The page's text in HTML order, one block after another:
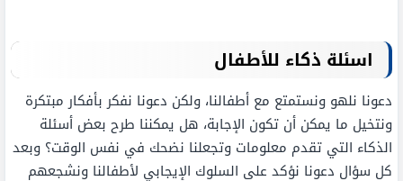
اسئلة ذكاء للأطفال
دعونا نلهو ونستمتع مع أطفالنا، ولكن دعونا نفكر بأفكار مبتكرة
ونتخيل ما يمكن أن تكون الإجابة، هل يمكننا طرح بعض أسئلة
الذكاء التي تقدم معلومات وتجعلنا نضحك في نفس الوقت؟ وبعد
كل سؤال دعونا نؤكد على السلوك الإيجابي لأطفالنا ونشجعهم